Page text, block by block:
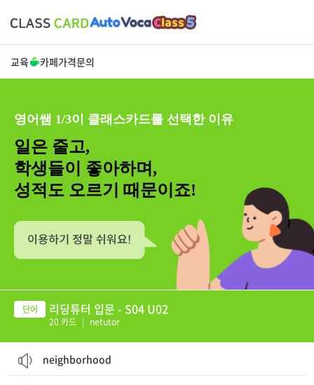
교육 카페가격문의
영어쌤 1/3이 클래스카드를 선택한 이유
일은 줄고,
학생들이 좋아하며,
성적도 오르기 때문이죠!
리딩튜터 입문 - S04 U02
20 카드 | netutor
neighborhood